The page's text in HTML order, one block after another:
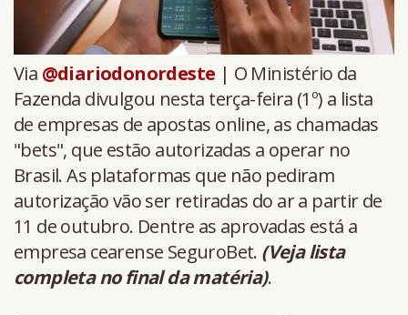
Via @diariodonordeste | O Ministério da
Fazenda divulgou nesta terça-feira (1º) a lista
de empresas de apostas online, as chamadas
"bets", que estão autorizadas a operar no
Brasil. As plataformas que não pediram
autorização vão ser retiradas do ar a partir de
11 de outubro. Dentre as aprovadas está a
empresa cearense SeguroBet. (Veja lista
completa no final da matéria).